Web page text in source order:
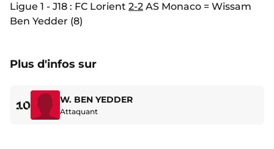
Ligue 1 - J18 : FC Lorient 2-2 AS Monaco = Wissam
Ben Yedder (8)
Plus d'infos sur
10 W. BEN YEDDER
Attaquant